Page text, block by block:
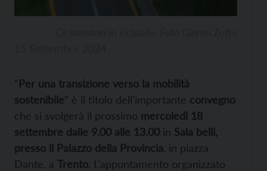
“Per una transizione verso la mobilità
sostenibile” è il titolo dell’importante convegno
che si svolgerà il prossimo mercoledì 18
settembre dalle 9.00 alle 13.00 in Sala belli,
presso il Palazzo della Provincia , in piazza
Dante, a Trento. L’appuntamento organizzato